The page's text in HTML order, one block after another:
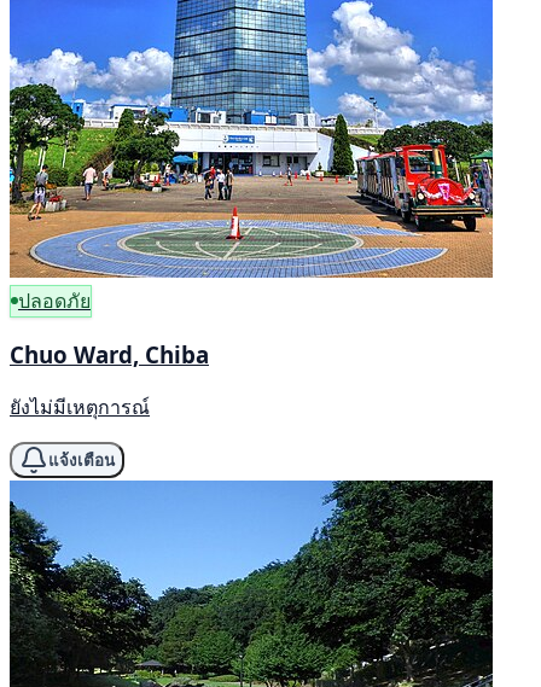
ปลอดภัย
Chuo Ward, Chiba
ยังไม่มีเหตุการณ์
แจ้งเตือน